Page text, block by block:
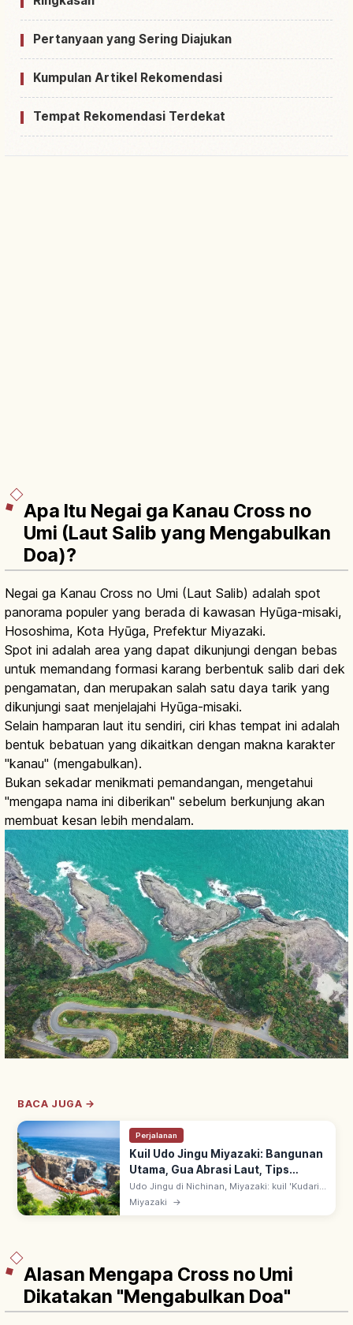
Pertanyaan yang Sering Diajukan
Kumpulan Artikel Rekomendasi
Tempat Rekomendasi Terdekat
Apa Itu Negai ga Kanau Cross no
Umi (Laut Salib yang Mengabulkan
Doa)?
Negai ga Kanau Cross no Umi (Laut Salib) adalah spot
panorama populer yang berada di kawasan Hyūga-misaki,
Hososhima, Kota Hyūga, Prefektur Miyazaki.
Spot ini adalah area yang dapat dikunjungi dengan bebas
untuk memandang formasi karang berbentuk salib dari dek
pengamatan, dan merupakan salah satu daya tarik yang
dikunjungi saat menjelajahi Hyūga-misaki.
Selain hamparan laut itu sendiri, ciri khas tempat ini adalah
bentuk bebatuan yang dikaitkan dengan makna karakter
"kanau" (mengabulkan).
Bukan sekadar menikmati pemandangan, mengetahui
"mengapa nama ini diberikan" sebelum berkunjung akan
membuat kesan lebih mendalam.
BACA JUGA →
Perjalanan
Kuil Udo Jingu Miyazaki: Bangunan
Utama, Gua Abrasi Laut, Tips
Berkunjung
Udo Jingu di Nichinan, Miyazaki: kuil 'Kudari-
miya' dengan bangunan utama dalam gua
abrasi laut menghadap Laut Hyuga-nada.
Miyazaki →
Alasan Mengapa Cross no Umi
Dikatakan "Mengabulkan Doa"